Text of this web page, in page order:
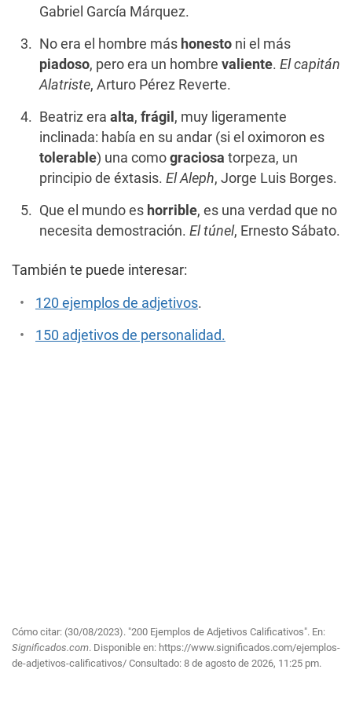
Gabriel García Márquez.
No era el hombre más honesto ni el más
piadoso, pero era un hombre valiente. El capitán
Alatriste, Arturo Pérez Reverte.
Beatriz era alta, frágil , muy ligeramente
inclinada: había en su andar (si el oximoron es
tolerable) una como graciosa torpeza, un
principio de éxtasis. El Aleph, Jorge Luis Borges.
Que el mundo es horrible, es una verdad que no
necesita demostración. El túnel, Ernesto Sábato.
También te puede interesar:
120 ejemplos de adjetivos.
150 adjetivos de personalidad.
Cómo citar: (30/08/2023). "200 Ejemplos de Adjetivos Calificativos". En:
Significados.com. Disponible en: https://www.significados.com/ejemplos-
de-adjetivos-calificativos/ Consultado: 8 de agosto de 2026, 11:25 pm.